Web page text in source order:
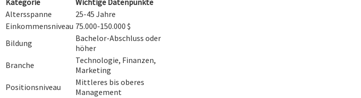
Kategorie
Wichtige Datenpunkte
Altersspanne
25-45 Jahre
Einkommensniveau 75.000-150.000 $
Bildung
Bachelor-Abschluss oder
höher
Branche
Technologie, Finanzen,
Marketing
Positionsniveau
Mittleres bis oberes
Management